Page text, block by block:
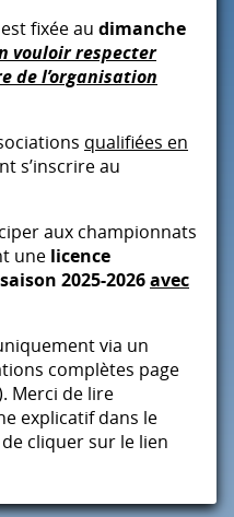
fixée au dimanche
vouloir respecter
de l’organisation
qualifiées en
s’inscrire au
aux championnats
une licence
2025-2026avec
via un
complètes page
Merci de lire
explicatif dans le
cliquer sur le lien